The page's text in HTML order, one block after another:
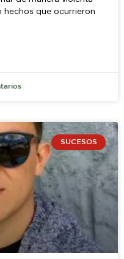
hechos que ocurrieron
SUCESOS